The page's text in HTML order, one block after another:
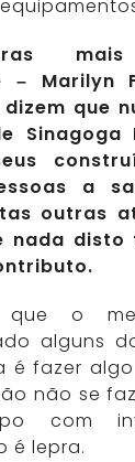
– Marilyn
dizem que
Sinagoga
a
outras
nada
o
alguns
é fazer
não se
com
é lepra.